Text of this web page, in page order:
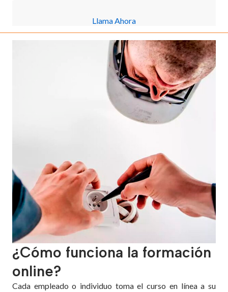
Llama Ahora
¿Cómo funciona la formación
online?
Cada empleado o individuo toma el curso en línea a su